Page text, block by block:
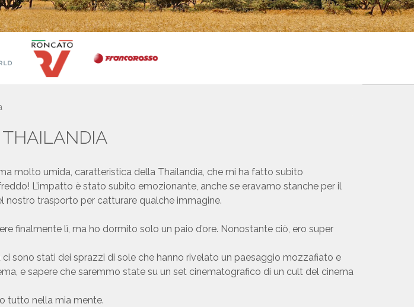
THAILANDIA
molto umida, caratteristica della Thailandia, che mi ha fatto subito
L’impatto è stato subito emozionante, anche se eravamo stanche per il
nostro trasporto per catturare qualche immagine.
finalmente lì, ma ho dormito solo un paio d’ore. Nonostante ciò, ero super
sono stati dei sprazzi di sole che hanno rivelato un paesaggio mozzafiato e
e sapere che saremmo state su un set cinematografico di un cult del cinema
tutto nella mia mente.